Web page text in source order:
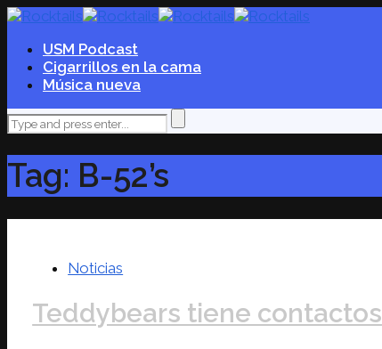
USM Podcast
Cigarrillos en la cama
Música nueva
Tag: B-52’s
Noticias
Teddybears tiene contactos